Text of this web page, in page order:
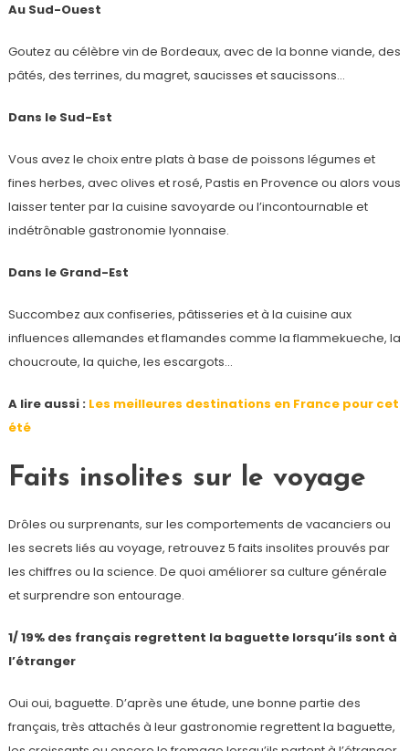
Au Sud-Ouest
Goutez au célèbre vin de Bordeaux, avec de la bonne viande, des
pâtés, des terrines, du magret, saucisses et saucissons…
Dans le Sud-Est
Vous avez le choix entre plats à base de poissons légumes et
fines herbes, avec olives et rosé, Pastis en Provence ou alors vous
laisser tenter par la cuisine savoyarde ou l’incontournable et
indétrônable gastronomie lyonnaise.
Dans le Grand-Est
Succombez aux confiseries, pâtisseries et à la cuisine aux
influences allemandes et flamandes comme la flammekueche, la
choucroute, la quiche, les escargots…
A lire aussi : Les meilleures destinations en France pour cet
été
Faits insolites sur le voyage
Drôles ou surprenants, sur les comportements de vacanciers ou
les secrets liés au voyage, retrouvez 5 faits insolites prouvés par
les chiffres ou la science. De quoi améliorer sa culture générale
et surprendre son entourage.
1/ 19% des français regrettent la baguette lorsqu’ils sont à
l’étranger
Oui oui, baguette. D’après une étude, une bonne partie des
français, très attachés à leur gastronomie regrettent la baguette,